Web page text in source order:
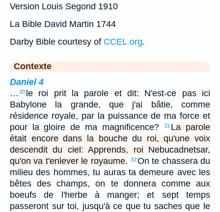
Version Louis Segond 1910
La Bible David Martin 1744
Darby Bible courtesy of CCEL.org.
Contexte
Daniel 4
… 30 le roi prit la parole et dit: N'est-ce pas ici
Babylone la grande, que j'ai bâtie, comme
résidence royale, par la puissance de ma force et
pour la gloire de ma magnificence?
31 La parole
était encore dans la bouche du roi, qu'une voix
descendit du ciel: Apprends, roi Nebucadnetsar,
qu'on va t'enlever le royaume. 32On te chassera du
milieu des hommes, tu auras ta demeure avec les
bêtes des champs, on te donnera comme aux
boeufs de l'herbe à manger; et sept temps
passeront sur toi, jusqu'à ce que tu saches que le